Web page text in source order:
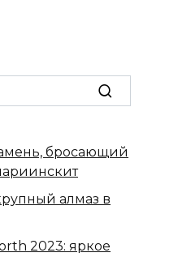
бросающий
алмаз в
2023: яркое